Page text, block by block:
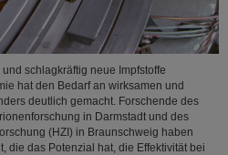
schlagkräftig neue Impfstoffe
hat den Bedarf an wirksamen und
deutlich gemacht. Forschende des
in Darmstadt und des
(HZI) in Braunschweig haben
die das Potenzial hat, die Effektivität bei